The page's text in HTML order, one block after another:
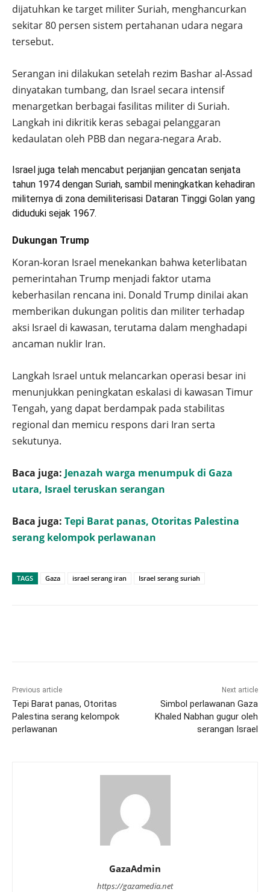
dijatuhkan ke target militer Suriah, menghancurkan
sekitar 80 persen sistem pertahanan udara negara
tersebut.
Serangan ini dilakukan setelah rezim Bashar al-Assad
dinyatakan tumbang, dan Israel secara intensif
menargetkan berbagai fasilitas militer di Suriah.
Langkah ini dikritik keras sebagai pelanggaran
kedaulatan oleh PBB dan negara-negara Arab.
Israel juga telah mencabut perjanjian gencatan senjata
tahun 1974 dengan Suriah, sambil meningkatkan kehadiran
militernya di zona demiliterisasi Dataran Tinggi Golan yang
diduduki sejak 1967.
Dukungan Trump
Koran-koran Israel menekankan bahwa keterlibatan
pemerintahan Trump menjadi faktor utama
keberhasilan rencana ini. Donald Trump dinilai akan
memberikan dukungan politis dan militer terhadap
aksi Israel di kawasan, terutama dalam menghadapi
ancaman nuklir Iran.
Langkah Israel untuk melancarkan operasi besar ini
menunjukkan peningkatan eskalasi di kawasan Timur
Tengah, yang dapat berdampak pada stabilitas
regional dan memicu respons dari Iran serta
sekutunya.
Baca juga: Jenazah warga menumpuk di Gaza
utara, Israel teruskan serangan
Baca juga: Tepi Barat panas, Otoritas Palestina
serang kelompok perlawanan
TAGS Gaza israel serang iran Israel serang suriah
Previous article
Tepi Barat panas, Otoritas
Palestina serang kelompok
perlawanan
Next article
Simbol perlawanan Gaza
Khaled Nabhan gugur oleh
serangan Israel
GazaAdmin
https://gazamedia.net